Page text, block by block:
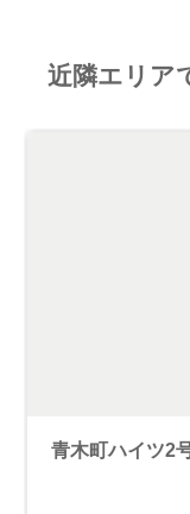
近隣エリア
青木町ハイツ2